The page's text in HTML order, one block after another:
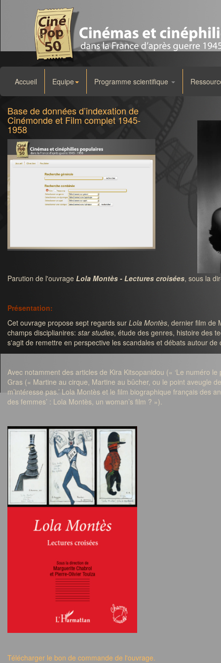
Accueil Equipe Programme scientifique
Base de données d’indexation de
Cinémonde et Film complet 1945-
1958
Parution de l'ouvrage Lola Montès - Lectures croisées, sous la
Présentation:
Cet ouvrage propose sept regards sur Lola Montès, dernier film de
champs disciplianires: star studies, étude des genres, histoire des
s'agit de remettre en perspective les scandales et débats autour
Avec notamment des articles de Kira Kitsopanidou (« ‘Le numéro
Gras (« Martine au cirque, Martine au bûcher, ou le point aveugle
m’intéresse pas.’ Lola Montès et le film biographique français des
des femmes’ : Lola Montès, un woman’s film ? »).
Télécharger le bon de commande de l'ouvrage.